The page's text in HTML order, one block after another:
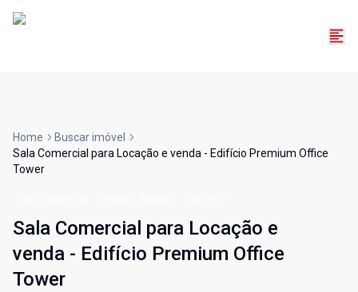
Home
Buscar imóvel
Sala Comercial para Locação e venda - Edifício Premium Office
Tower
Sala Comercial para Locação e
venda - Edifício Premium Office
Tower